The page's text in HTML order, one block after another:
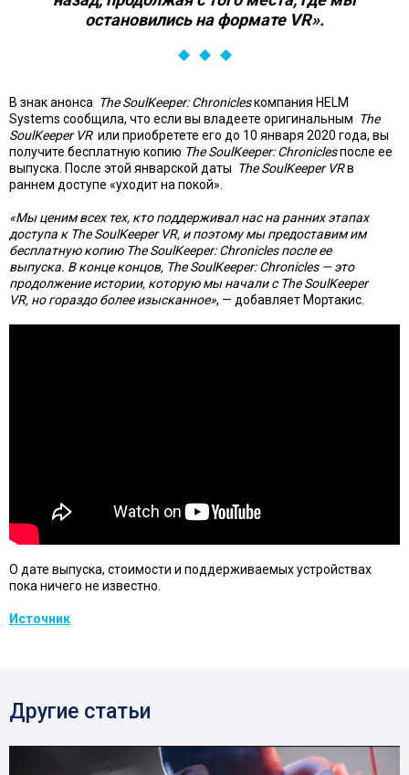
остановились на формате VR».
В знак анонса The SoulKeeper: Chroniclesкомпания HELM
Systems сообщила, что если вы владеете оригинальным The
SoulKeeper VR или приобретете его до 10 января 2020 года, вы
получите бесплатную копию The SoulKeeper: Chroniclesпосле ее
выпуска. После этой январской даты The SoulKeeper VRв
раннем доступе «уходит на покой».
«Мы ценим всех тех, кто поддерживал нас на ранних этапах
доступа к The SoulKeeper VR, и поэтому мы предоставим им
бесплатную копию The SoulKeeper: Chronicles после ее
выпуска. В конце концов, The SoulKeeper: Chronicles — это
продолжение истории, которую мы начали с The SoulKeeper
VR, но гораздо более изысканное», — добавляет Мортакис.
О дате выпуска, стоимости и поддерживаемых устройствах
пока ничего не известно.
Источник
Другие статьи